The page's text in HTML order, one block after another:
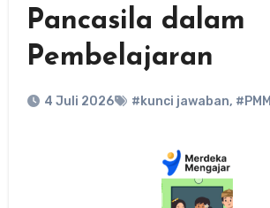
Pancasila dalam
Pembelajaran
4 Juli 2026 #kunci jawaban, #PMM